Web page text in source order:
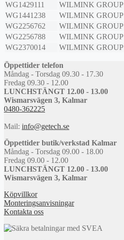
WG1429111
WILMINK GROUP
WG1441238
WILMINK GROUP
WG2256762
WILMINK GROUP
WG2256788
WILMINK GROUP
WG2370014
WILMINK GROUP
Öppettider telefon
Måndag - Torsdag 09.30 - 17.30
Fredag 09.30 - 12.00
LUNCHSTÄNGT 12.00 - 13.00
Wismarsvägen 3, Kalmar
0480-362225
Mail: info@getech.se
Öppettider butik/verkstad Kalmar
Måndag - Torsdag 09.00 - 18.00
Fredag 09.00 - 12.00
LUNCHSTÄNGT 12.00 - 13.00
Wismarsvägen 3, Kalmar
Köpvillkor
Monteringsanvisningar
Kontakta oss